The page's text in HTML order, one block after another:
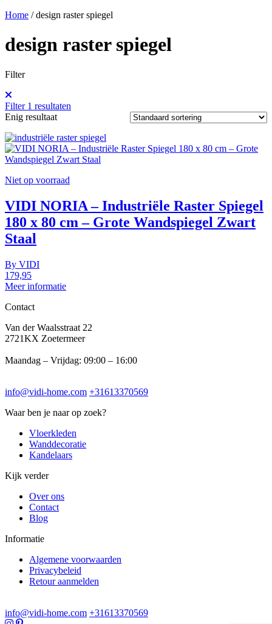
Home /design raster spiegel
design raster spiegel
Filter
Filter 1 resultaten
Enig resultaat
Niet op voorraad
VIDI NORIA – Industriële Raster Spiegel
180 x 80 cm – Grote Wandspiegel Zwart
Staal
By VIDI
179,95
Meer informatie
Contact
Van der Waalsstraat 22
2721KX Zoetermeer
Maandag – Vrijdag: 09:00 – 16:00
info@vidi-home.com +31613370569
Waar ben je naar op zoek?
Vloerkleden
Wanddecoratie
Kandelaars
Kijk verder
Over ons
Contact
Blog
Informatie
Algemene voorwaarden
Privacybeleid
Retour aanmelden
info@vidi-home.com +31613370569